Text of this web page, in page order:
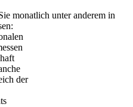
monatlich unter anderem in
der